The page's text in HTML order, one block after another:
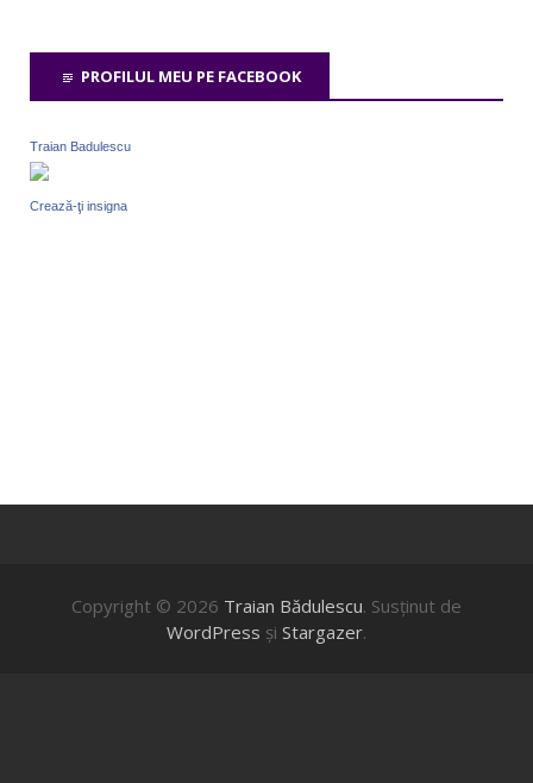
PROFILUL MEU PE FACEBOOK
Traian Badulescu
Crează-ţi insigna
Copyright © 2026 Traian Bădulescu. Susţinut de
WordPress şi Stargazer.